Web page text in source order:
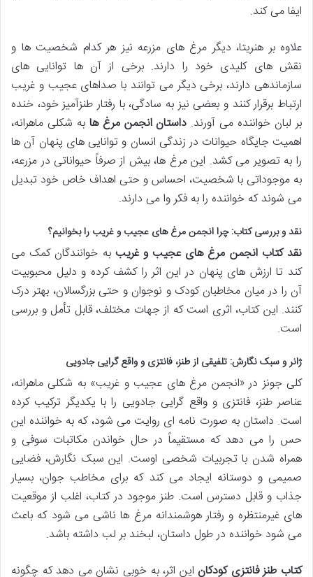
ایفا می کند.
علاوه بر هنریتا، دیگر مرغ های مزرعه نیز هر کدام شخصیت ها و
نقش های کلیدی خود را دارند. برخی از آن ها توانایی های
سازماندهی دارند، برخی دیگر می توانند با صداهای عجیب و غریب
ارتباط برقرار کنند و بعضی نیز به سادگی، با رفتار طنزآمیز خود، خنده
بر لبان خواننده می آورند. داستان انجمن مرغ ها به شکلی ماهرانه،
اهمیت جایگاه حیوانات در زندگی انسان و توانایی های پنهان آن ها
را به تصویر می کشد. این مرغ ها، بیش از صرفاً حیواناتی در مزرعه،
به موجوداتی با شخصیت، احساس و حتی اهداف خاص خود تبدیل
می شوند که خواننده را به فکر وا می دارند.
نقد و بررسی کتاب: چرا انجمن مرغ های عجیب و غریب را بخوانیم؟
نقد کتاب انجمن مرغ های عجیب و غریب به خوانندگان کمک می
کند تا ارزش های پنهان در این اثر را کشف کرده و دلیل محبوبیت
آن را در میان مخاطبان کودک و نوجوان و حتی بزرگسالان، بهتر درک
کنند. این کتاب، اثری است که از جهات مختلف، قابل تأمل و بررسی
است.
ژانر و سبک نگارش: تلفیقی از طنز، فانتزی و واقع گرایی جادویی
کلی جونز در «انجمن مرغ های عجیب و غریب» به شکلی ماهرانه،
عناصر طنز، فانتزی و واقع گرایی جادویی را با یکدیگر ترکیب کرده
است. داستان به صورت نامه ای روایت می شود، که به خواننده این
حس را می دهد که مستقیماً در حال خواندن مکاتبات سوفی و
همراه شدن با تجربیات شخصی اوست. این سبک نگارش، فضایی
صمیمی و دوستانه ایجاد می کند که برای مخاطب جوان، بسیار
جذاب و قابل دسترس است. طنز موجود در کتاب، اغلب از موقعیت
های غیرمنتظره و رفتار هوشمندانه مرغ ها ناشی می شود که باعث
می شود خواننده در طول داستان، لبخند بر لب داشته باشد.
کتاب طنز فانتزی کودکان این اثر، به خوبی نشان می دهد که چگونه